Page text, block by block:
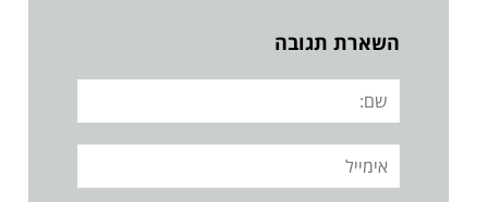
השארת תגובה
שם:
אימייל